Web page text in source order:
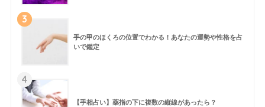
3
手の甲のほくろの位置でわかる！あなたの運勢や性格を占
いで鑑定
4
【手相占い】薬指の下に複数の縦線があったら？